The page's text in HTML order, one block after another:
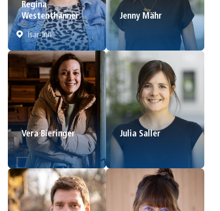
Regina
Westenthanner
Isar-Inn
Jenny Mähr
Vera Bieringer Julia Saller